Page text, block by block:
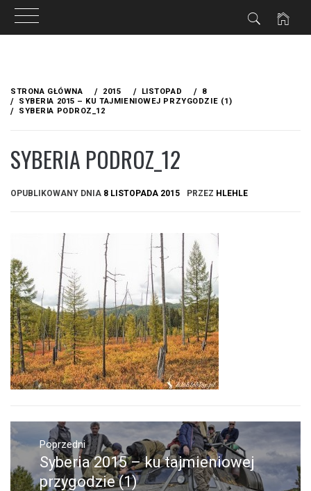
treści
STRONA GŁÓWNA 2015 LISTOPAD
8
SYBERIA 2015 – KU TAJMIENIOWEJ PRZYGODZIE (1)
SYBERIA PODROZ_12
SYBERIA PODROZ_12
OPUBLIKOWANY DNIA 8 LISTOPADA 2015 PRZEZ HLEHLE
Nawigacja
wpisuPoprzedni
Poprzedni
wpis:
Syberia 2015 – ku tajmieniowej
przygodzie (1)